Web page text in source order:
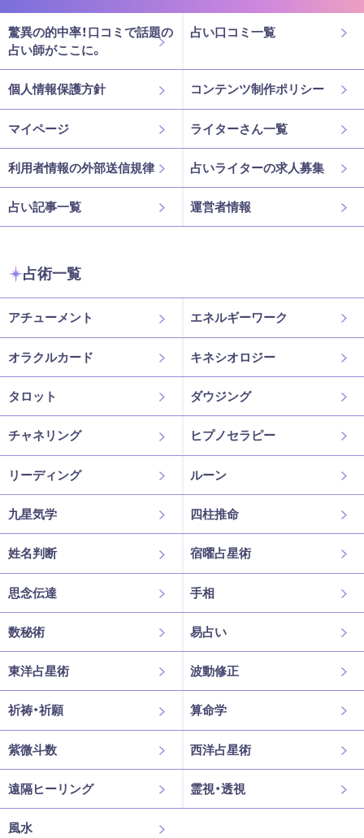
驚異の的中率！口コミで話題の
占い師がここに。
占い口コミ一覧
個人情報保護方針 コンテンツ制作ポリシー
マイページ ライターさん一覧
利用者情報の外部送信規律 占いライターの求人募集
占い記事一覧 運営者情報
占術一覧
アチューメント エネルギーワーク
オラクルカード キネシオロジー
タロット ダウジング
チャネリング ヒプノセラピー
リーディング ルーン
九星気学 四柱推命
姓名判断 宿曜占星術
思念伝達 手相
数秘術 易占い
東洋占星術 波動修正
祈祷・祈願 算命学
紫微斗数 西洋占星術
遠隔ヒーリング 霊視・透視
風水